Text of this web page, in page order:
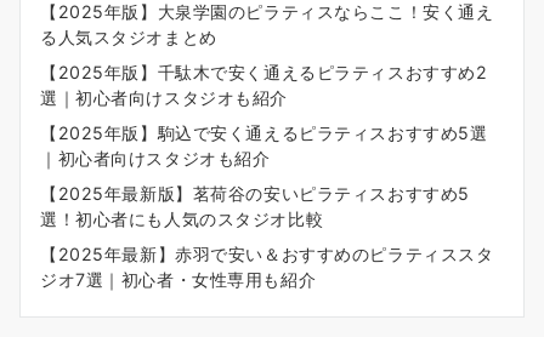
【2025年版】大泉学園のピラティスならここ！安く通え
る人気スタジオまとめ
【2025年版】千駄木で安く通えるピラティスおすすめ2
選｜初心者向けスタジオも紹介
【2025年版】駒込で安く通えるピラティスおすすめ5選
｜初心者向けスタジオも紹介
【2025年最新版】茗荷谷の安いピラティスおすすめ5
選！初心者にも人気のスタジオ比較
【2025年最新】赤羽で安い＆おすすめのピラティススタ
ジオ7選｜初心者・女性専用も紹介